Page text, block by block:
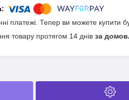
платежі. Тепер ви можете купити
товару протягом 14 днів за